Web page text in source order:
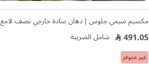
مكسيم سيمي جلوس | دهان سادة خارجي نصف لامع
491.05 شامل الضريبة
غير متوفر